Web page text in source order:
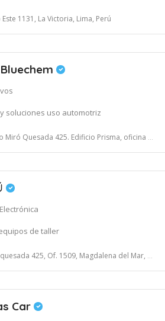
1131, La Victoria, Lima, Perú
Bluechem
soluciones uso automotriz
425. Edificio Prisma, oficina 208. Magdalena del Mar, Lima
de taller
425, Of. 1509, Magdalena del Mar, Lima
Car